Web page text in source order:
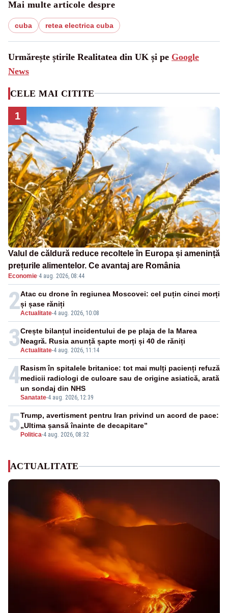
Mai multe articole despre
cuba retea electrica cuba
Urmărește știrile Realitatea din UK și pe Google
News
CELE MAI CITITE
1
Valul de căldură reduce recoltele în Europa și amenință
prețurile alimentelor. Ce avantaj are România
Economie·4 aug. 2026, 08:44
2Actualitate-4 aug. 2026, 10:08
Atac cu drone în regiunea Moscovei: cel puțin cinci morți
și șase răniți
3Actualitate-4 aug. 2026, 11:14
Crește bilanțul incidentului de pe plaja de la Marea
Neagră. Rusia anunță șapte morți și 40 de răniți
4
Sanatate-4 aug. 2026, 12:39
Rasism în spitalele britanice: tot mai mulți pacienți refuză
medicii radiologi de culoare sau de origine asiatică, arată
un sondaj din NHS
5 Politica-4 aug. 2026, 08:32
Trump, avertisment pentru Iran privind un acord de pace:
„Ultima șansă înainte de decapitare”
ACTUALITATE